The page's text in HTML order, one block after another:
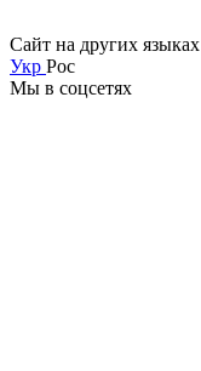
Сайт на других языках
Укр Рос
Мы в соцсетях